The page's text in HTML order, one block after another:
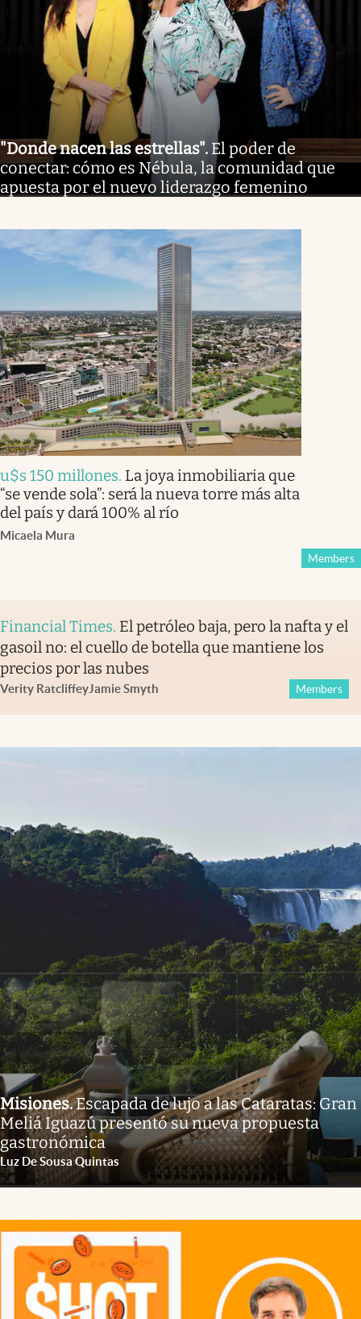
"Donde nacen las estrellas". El poder de
conectar: cómo es Nébula, la comunidad que
apuesta por el nuevo liderazgo femenino
u$s 150 millones. La joya inmobiliaria que
“se vende sola”: será la nueva torre más alta
del país y dará 100% al río
Micaela Mura
Members
Financial Times. El petróleo baja, pero la nafta y el
gasoil no: el cuello de botella que mantiene los
precios por las nubes
Verity RatcliffeyJamie Smyth Members
Misiones.Escapada de lujo a las Cataratas: Gran
Meliá Iguazú presentó su nueva propuesta
gastronómica
Luz De Sousa Quintas